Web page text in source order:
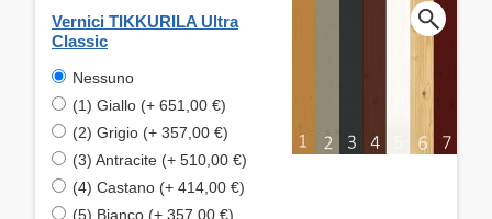
Vernici TIKKURILA Ultra
Classic
Nessuno
(1) Giallo (+ 651,00 €)
(2) Grigio (+ 357,00 €)
(3) Antracite (+ 510,00 €)
(4) Castano (+ 414,00 €)
(5) Bianco (+ 357,00 €)